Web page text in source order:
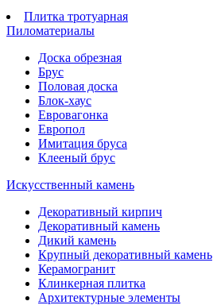
Плитка тротуарная
Пиломатериалы
Доска обрезная
Брус
Половая доска
Блок-хаус
Евровагонка
Европол
Имитация бруса
Клееный брус
Искусственный камень
Декоративный кирпич
Декоративный камень
Дикий камень
Крупный декоративный камень
Керамогранит
Клинкерная плитка
Архитектурные элементы